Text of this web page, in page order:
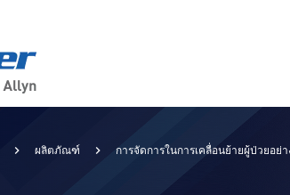
ผลิตภัณฑ์ การจัดการในการเคลื่อนย้ายผู้ป่วยอย่